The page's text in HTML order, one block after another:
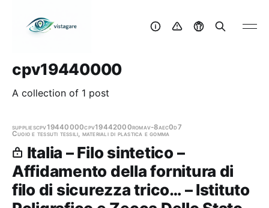
cpv19440000
A collection of 1 post
suppliescpv19440000cpv19442000romav-8aec0d7
Cuoio e tessuti tessili, materiali di plastica e gomma
Italia – Filo sintetico –
Affidamento della fornitura di
filo di sicurezza trico… – Istituto